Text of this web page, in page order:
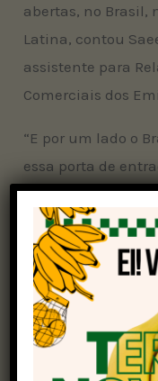
abertas, no Brasil,
Latina, contou
assistente para
Comerciais dos
“E por um lado o
essa porta de
disse Al Hajeri.
O ministro
já possuem
estabelecidos no
mas que há
infraestrutura,